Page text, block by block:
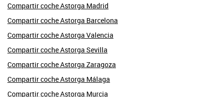
Compartir coche Astorga Madrid
Compartir coche Astorga Barcelona
Compartir coche Astorga Valencia
Compartir coche Astorga Sevilla
Compartir coche Astorga Zaragoza
Compartir coche Astorga Málaga
Compartir coche Astorga Murcia